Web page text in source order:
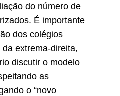
do número de
É importante
dos colégios
extrema-direita,
discutir o modelo
as
o “novo